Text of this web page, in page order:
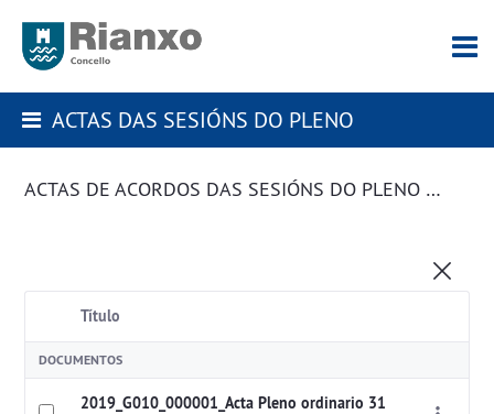
ACTAS DAS SESIÓNS DO PLENO
ACTAS DE ACORDOS DAS SESIÓNS DO PLENO DA CORPORACIÓN
Título
DOCUMENTOS
2019_G010_000001_Acta Pleno ordinario 31